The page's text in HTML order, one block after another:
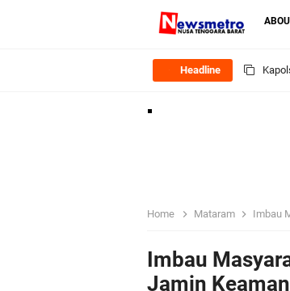
Headline
Home Mataram Imbau
Imbau
Jamin